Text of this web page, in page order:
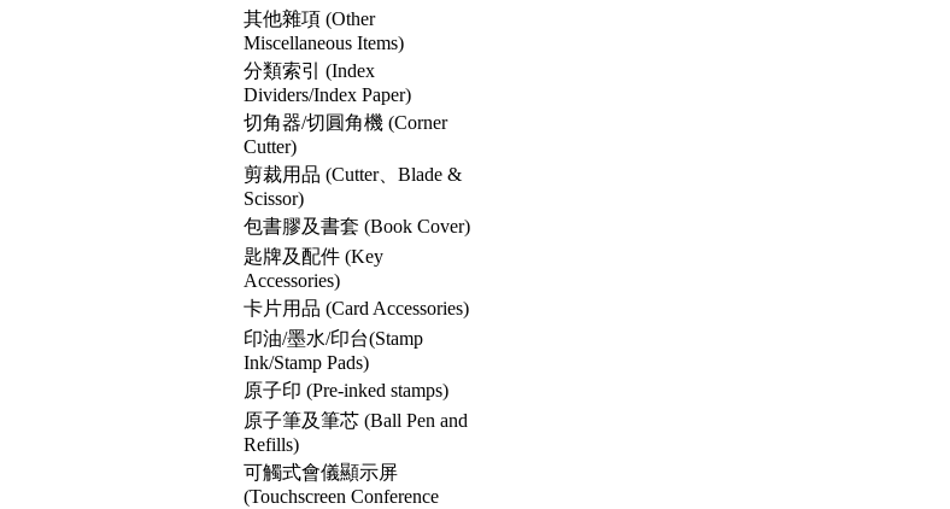
其他雜項 (Other
Miscellaneous Items)
分類索引 (Index
Dividers/Index Paper)
切角器/切圓角機 (Corner
Cutter)
剪裁用品 (Cutter、Blade &
Scissor)
包書膠及書套 (Book Cover)
匙牌及配件 (Key
Accessories)
卡片用品 (Card Accessories)
印油/墨水/印台(Stamp
Ink/Stamp Pads)
原子印 (Pre-inked stamps)
原子筆及筆芯 (Ball Pen and
Refills)
可觸式會儀顯示屏
(Touchscreen Conference